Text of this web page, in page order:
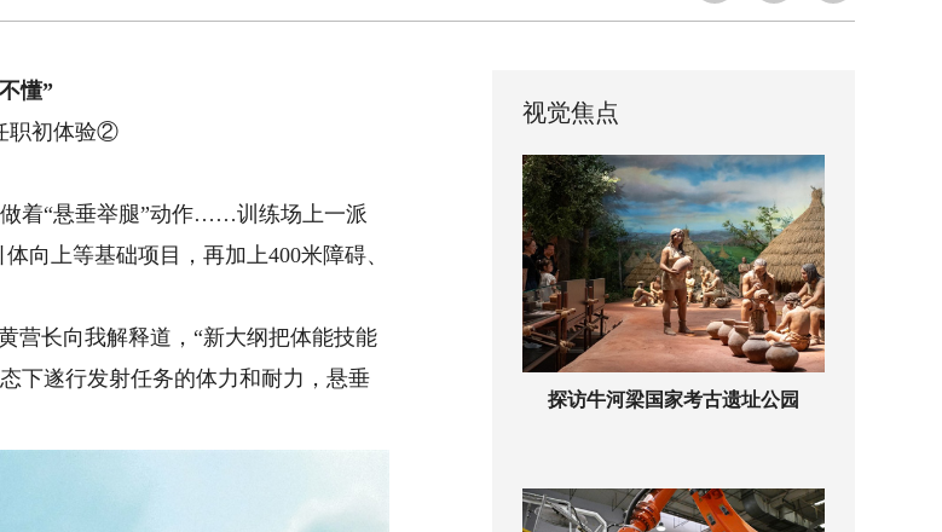
懂”
职初体验②
着“悬垂举腿”动作……训练场上一派
向上等基础项目，再加上400米障碍、
长向我解释道，“新大纲把体能技能
下遂行发射任务的体力和耐力，悬垂
视觉焦点
探访牛河梁国家考古遗址公园